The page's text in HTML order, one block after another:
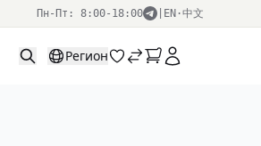
Пн-Пт: 8:00-18:00 EN ·中文
Регион